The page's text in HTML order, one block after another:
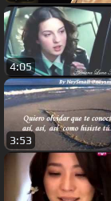
4:05
3:53